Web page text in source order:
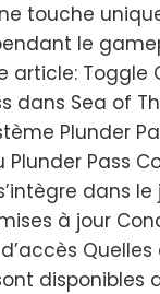
touche
le
article: Toggle
dans Sea of
Plunder
Pass
dans
à jour
disponibles